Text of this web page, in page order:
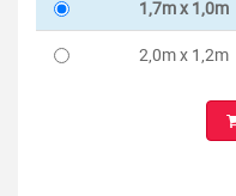
1,7m x 1,0m
2,0m x 1,2m